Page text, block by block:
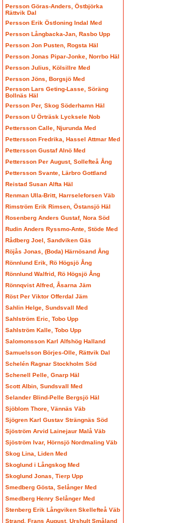
Persson Göras-Anders, Östbjörka
Rättvik Dal
Persson Erik Östloning Indal Med
Persson Långbacka-Jan, Rasbo Upp
Persson Jon Pusten, Rogsta Häl
Persson Jonas Pipar-Jonke, Norrbo Häl
Persson Julius, Kölsillre Med
Persson Jöns, Borgsjö Med
Persson Lars Geting-Lasse, Söräng
Bollnäs Häl
Persson Per, Skog Söderhamn Häl
Persson U Örträsk Lycksele Nob
Pettersson Calle, Njurunda Med
Pettersson Fredrika, Hassel Attmar Med
Pettersson Gustaf Alnö Med
Pettersson Per August, Sollefteå Ång
Pettersson Svante, Lärbro Gottland
Reistad Susan Alfta Häl
Renman Ulla-Britt, Harrseleforsen Väb
Rimström Erik Rimsen, Östansjö Häl
Rosenberg Anders Gustaf, Nora Söd
Rudin Anders Ryssmo-Ante, Stöde Med
Rådberg Joel, Sandviken Gäs
Röjås Jonas, (Boda) Härnösand Ång
Rönnlund Erik, Rö Högsjö Ång
Rönnlund Walfrid, Rö Högsjö Ång
Rönnqvist Alfred, Åsarna Jäm
Röst Per Viktor Offerdal Jäm
Sahlin Helge, Sundsvall Med
Sahlström Eric, Tobo Upp
Sahlström Kalle, Tobo Upp
Salomonsson Karl Alfshög Halland
Samuelsson Börjes-Olle, Rättvik Dal
Schelén Ragnar Stockholm Söd
Schenell Pelle, Gnarp Häl
Scott Albin, Sundsvall Med
Selander Blind-Pelle Bergsjö Häl
Sjöblom Thore, Vännäs Väb
Sjögren Karl Gustav Strängnäs Söd
Sjöström Arvid Lainejaur Malå Väb
Sjöström Ivar, Hörnsjö Nordmaling Väb
Skog Lina, Liden Med
Skoglund i Långskog Med
Skoglund Jonas, Tierp Upp
Smedberg Gösta, Selånger Med
Smedberg Henry Selånger Med
Stenberg Erik Långviken Skellefteå Väb
Strand, Frans August, Urshult Småland